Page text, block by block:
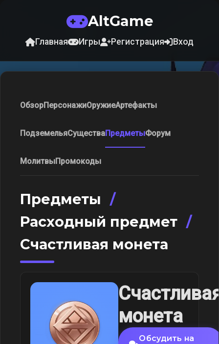
AltGame
Главная Игры Регистрация Вход
ОбзорПерсонажиОружиеАртефакты
ПодземельяСуществаПредметыФорум
МолитвыПромокоды
Предметы /
Расходный предмет /
Счастливая монета
монета
Обсудить на